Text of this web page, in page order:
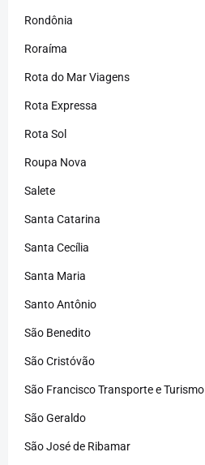
Rondônia
Roraíma
Rota do Mar Viagens
Rota Expressa
Rota Sol
Roupa Nova
Salete
Santa Catarina
Santa Cecília
Santa Maria
Santo Antônio
São Benedito
São Cristóvão
São Francisco Transporte e Turismo
São Geraldo
São José de Ribamar